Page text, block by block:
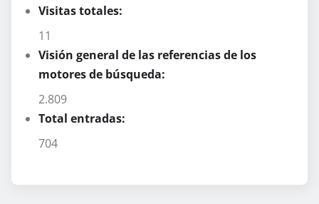
Visitas totales:
11
Visión general de las referencias de los
motores de búsqueda:
2.809
Total entradas:
704